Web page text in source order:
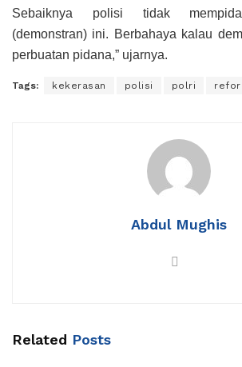
Sebaiknya polisi tidak
(demonstran) ini. Berbahaya kalau
perbuatan pidana,” ujarnya.
Tags: kekerasan polisi polri
Abdul Mughis
Related Posts